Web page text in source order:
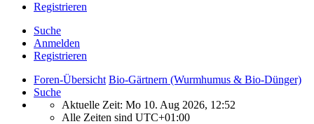
Registrieren
Suche
Anmelden
Registrieren
Foren-Übersicht Bio-Gärtnern (Wurmhumus & Bio-Dünger)
Suche
Aktuelle Zeit: Mo 10. Aug 2026, 12:52
Alle Zeiten sind UTC+01:00